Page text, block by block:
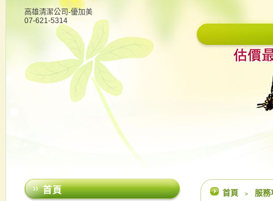
高雄清潔公司-優加美
07-621-5314
首頁 ﹥ 服
首頁